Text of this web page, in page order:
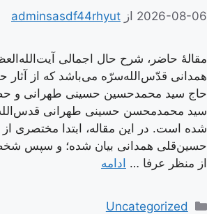
2026-08-06 از adminsasdf44rhyut
مقالۀ حاضر، شرح حال اجمالی
همدانی قدّس‌الله‌سرّه می‌باشد که از آثار
حاج سید محمدحسین حسینی طهرانی و
سید محمدمحسن حسینی طهرانی
شده است. در این مقاله، ابتدا مختصری از
حسین‌قلی همدانی بیان شده؛ و سپس
از منظر عرفا … ادامه
دسته‌ها
Uncategorized